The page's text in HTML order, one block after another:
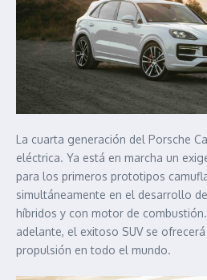
La cuarta generación del Porsche
eléctrica. Ya está en marcha un
para los primeros prototipos
simultáneamente en el desarrollo
híbridos y con motor de
adelante, el exitoso SUV se
propulsión en todo el mundo.